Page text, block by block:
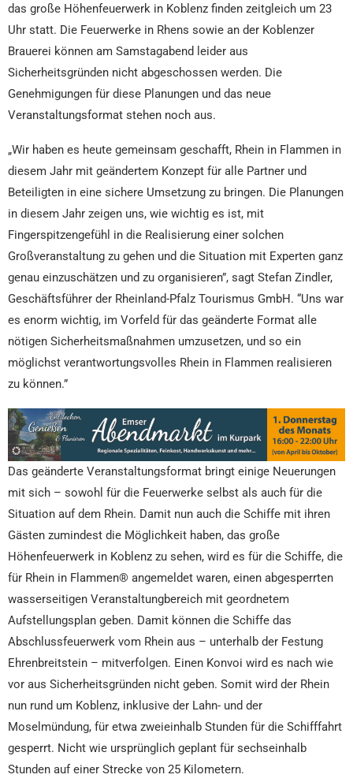
das große Höhenfeuerwerk in Koblenz finden zeitgleich um 23
Uhr statt. Die Feuerwerke in Rhens sowie an der Koblenzer
Brauerei können am Samstagabend leider aus
Sicherheitsgründen nicht abgeschossen werden. Die
Genehmigungen für diese Planungen und das neue
Veranstaltungsformat stehen noch aus.
„Wir haben es heute gemeinsam geschafft, Rhein in Flammen in
diesem Jahr mit geändertem Konzept für alle Partner und
Beteiligten in eine sichere Umsetzung zu bringen. Die Planungen
in diesem Jahr zeigen uns, wie wichtig es ist, mit
Fingerspitzengefühl in die Realisierung einer solchen
Großveranstaltung zu gehen und die Situation mit Experten ganz
genau einzuschätzen und zu organisieren”, sagt Stefan Zindler,
Geschäftsführer der Rheinland-Pfalz Tourismus GmbH. “Uns war
es enorm wichtig, im Vorfeld für das geänderte Format alle
nötigen Sicherheitsmaßnahmen umzusetzen, und so ein
möglichst verantwortungsvolles Rhein in Flammen realisieren
zu können.”
Das geänderte Veranstaltungsformat bringt einige Neuerungen
mit sich – sowohl für die Feuerwerke selbst als auch für die
Situation auf dem Rhein. Damit nun auch die Schiffe mit ihren
Gästen zumindest die Möglichkeit haben, das große
Höhenfeuerwerk in Koblenz zu sehen, wird es für die Schiffe, die
für Rhein in Flammen® angemeldet waren, einen abgesperrten
wasserseitigen Veranstaltungbereich mit geordnetem
Aufstellungsplan geben. Damit können die Schiffe das
Abschlussfeuerwerk vom Rhein aus – unterhalb der Festung
Ehrenbreitstein – mitverfolgen. Einen Konvoi wird es nach wie
vor aus Sicherheitsgründen nicht geben. Somit wird der Rhein
nun rund um Koblenz, inklusive der Lahn- und der
Moselmündung, für etwa zweieinhalb Stunden für die Schifffahrt
gesperrt. Nicht wie ursprünglich geplant für sechseinhalb
Stunden auf einer Strecke von 25 Kilometern.